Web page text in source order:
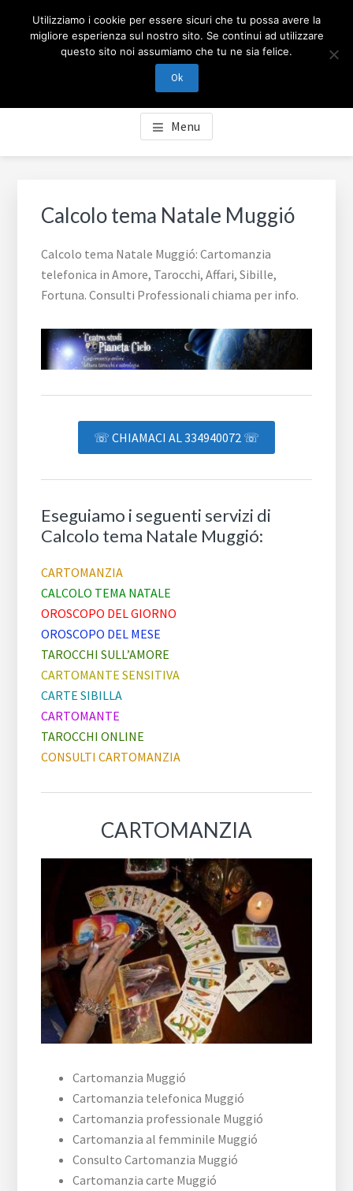
CARTOMANZIA MILANO
Cartomanzia Milano, cartomanzia telefonica in Amore,
Tarocchi, Affari, Sibille, Fortuna. Consulti Professionali
chiama per info.
Menu
Calcolo tema Natale Muggió
Calcolo tema Natale Muggió: Cartomanzia
telefonica in Amore, Tarocchi, Affari, Sibille,
Fortuna. Consulti Professionali chiama per info.
☏ CHIAMACI AL 334940072 ☏
Eseguiamo i seguenti servizi di
Calcolo tema Natale Muggió:
CARTOMANZIA
CALCOLO TEMA NATALE
OROSCOPO DEL GIORNO
OROSCOPO DEL MESE
TAROCCHI SULL’AMORE
CARTOMANTE SENSITIVA
CARTE SIBILLA
CARTOMANTE
TAROCCHI ONLINE
CONSULTI CARTOMANZIA
CARTOMANZIA
Cartomanzia Muggió
Cartomanzia telefonica Muggió
Cartomanzia professionale Muggió
Cartomanzia al femminile Muggió
Consulto Cartomanzia Muggió
Cartomanzia carte Muggió
Utilizziamo i cookie per essere sicuri che tu possa avere la
migliore esperienza sul nostro sito. Se continui ad utilizzare
questo sito noi assumiamo che tu ne sia felice.
Ok